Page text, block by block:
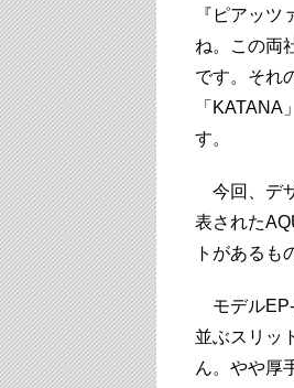
『ピアッ
ね。この両
です。それ
「
す。
今回、デ
表された
トがあるも
モデルEP-
並ぶスリッ
ん。やや厚